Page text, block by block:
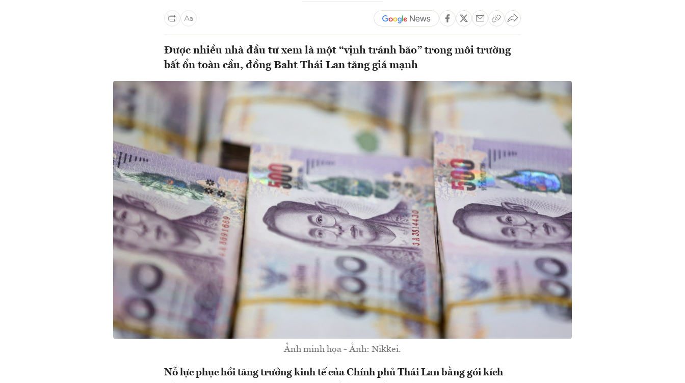
Được nhiều nhà đầu tư xem là một “vịnh tránh bão” trong môi trường
bất ổn toàn cầu, đồng Baht Thái Lan tăng giá mạnh
Ảnh minh họa - Ảnh: Nikkei.
Nỗ lực phục hồi tăng trưởng kinh tế của Chính phủ Thái Lan bằng gói kích